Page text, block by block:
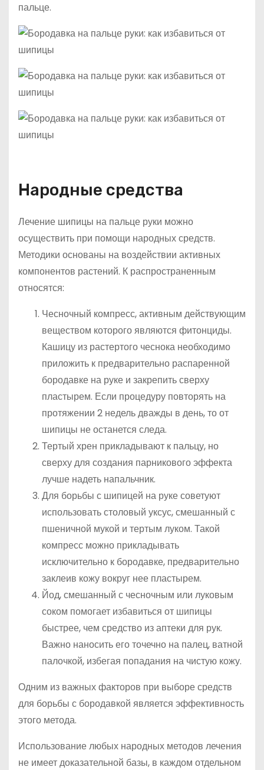
пальце.
Народные средства
Лечение шипицы на пальце руки можно
осуществить при помощи народных средств.
Методики основаны на воздействии активных
компонентов растений. К распространенным
относятся:
Чесночный компресс, активным действующим
веществом которого являются фитонциды.
Кашицу из растертого чеснока необходимо
приложить к предварительно распаренной
бородавке на руке и закрепить сверху
пластырем. Если процедуру повторять на
протяжении 2 недель дважды в день, то от
шипицы не останется следа.
Тертый хрен прикладывают к пальцу, но
сверху для создания парникового эффекта
лучше надеть напальчник.
Для борьбы с шипицей на руке советуют
использовать столовый уксус, смешанный с
пшеничной мукой и тертым луком. Такой
компресс можно прикладывать
исключительно к бородавке, предварительно
заклеив кожу вокруг нее пластырем.
Йод, смешанный с чесночным или луковым
соком помогает избавиться от шипицы
быстрее, чем средство из аптеки для рук.
Важно наносить его точечно на палец, ватной
палочкой, избегая попадания на чистую кожу.
Одним из важных факторов при выборе средств
для борьбы с бородавкой является эффективность
этого метода.
Использование любых народных методов лечения
не имеет доказательной базы, в каждом отдельном